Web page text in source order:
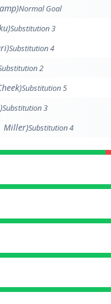
Normal Goal
Substitution 3
Substitution 4
2
Substitution 5
Substitution 3
Miller)Substitution 4